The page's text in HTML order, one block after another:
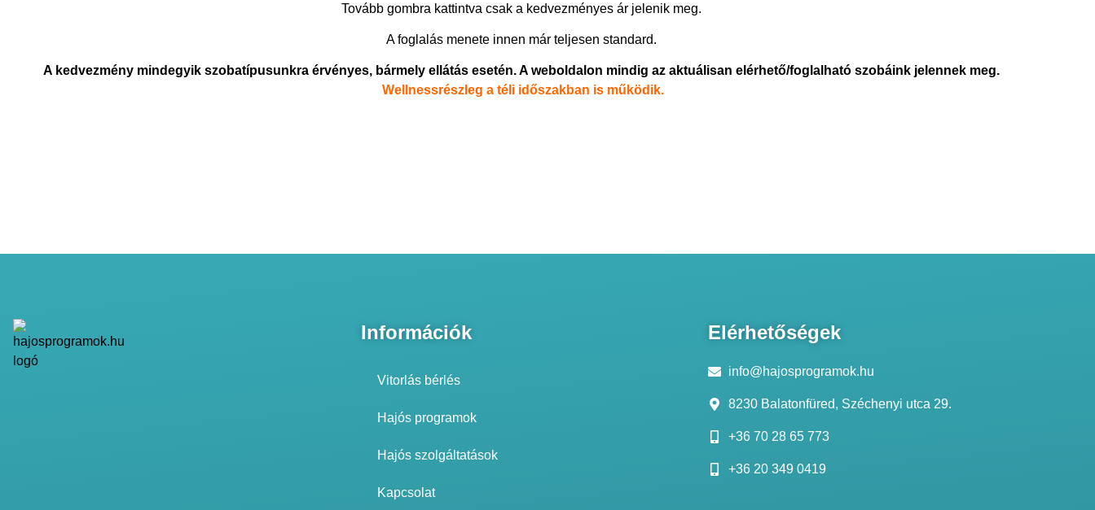
Tovább gombra kattintva csak a kedvezményes ár jelenik meg.
A foglalás menete innen már teljesen standard.
A kedvezmény mindegyik szobatípusunkra érvényes, bármely ellátás esetén. A weboldalon mindig az aktuálisan elérhető/foglalható szobáink jelennek meg.
Wellnessrészleg a téli időszakban is működik.
Információk
Vitorlás bérlés
Hajós programok
Hajós szolgáltatások
Kapcsolat
Elérhetőségek
info@hajosprogramok.hu
8230 Balatonfüred, Széchenyi utca 29.
+36 70 28 65 773
+36 20 349 0419